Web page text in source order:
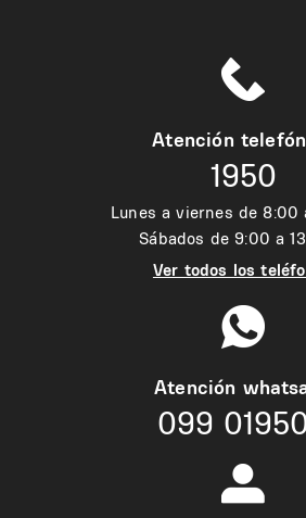
Atención
1950
Lunes a viernes de 8:00
Sábados de 9:00 a
Ver todos los
Atención
099